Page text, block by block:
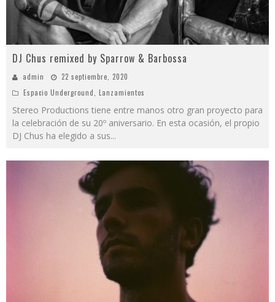
DJ Chus remixed by Sparrow & Barbossa
admin
22 septiembre, 2020
Espacio Underground
Lanzamientos
Stereo Productions tiene entre manos otro gran proyecto para
la celebración de su 20º aniversario. En esta ocasión, el propio
DJ Chus ha elegido a sus...